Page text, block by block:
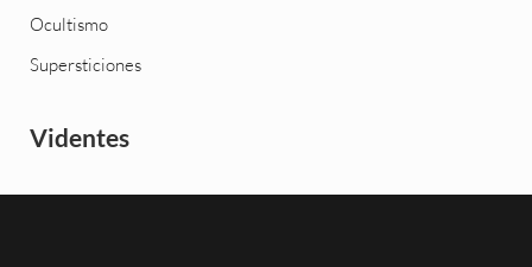
Ocultismo
Supersticiones
Videntes